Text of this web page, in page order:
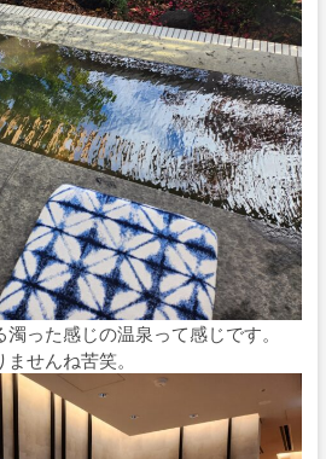
った感じの温泉って感じです。
せんね苦笑。